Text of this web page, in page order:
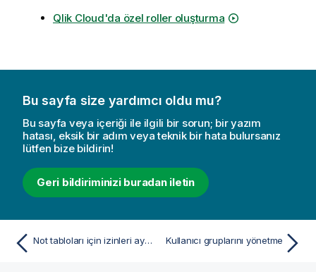
Qlik Cloud'da özel roller oluşturma
Bu sayfa size yardımcı oldu mu?
Bu sayfa veya içeriği ile ilgili bir sorun; bir yazım
hatası, eksik bir adım veya teknik bir hata bulursanız
lütfen bize bildirin!
Geri bildiriminizi buradan iletin
Not tabloları için izinleri ayarlama Kullanıcı gruplarını yönetme